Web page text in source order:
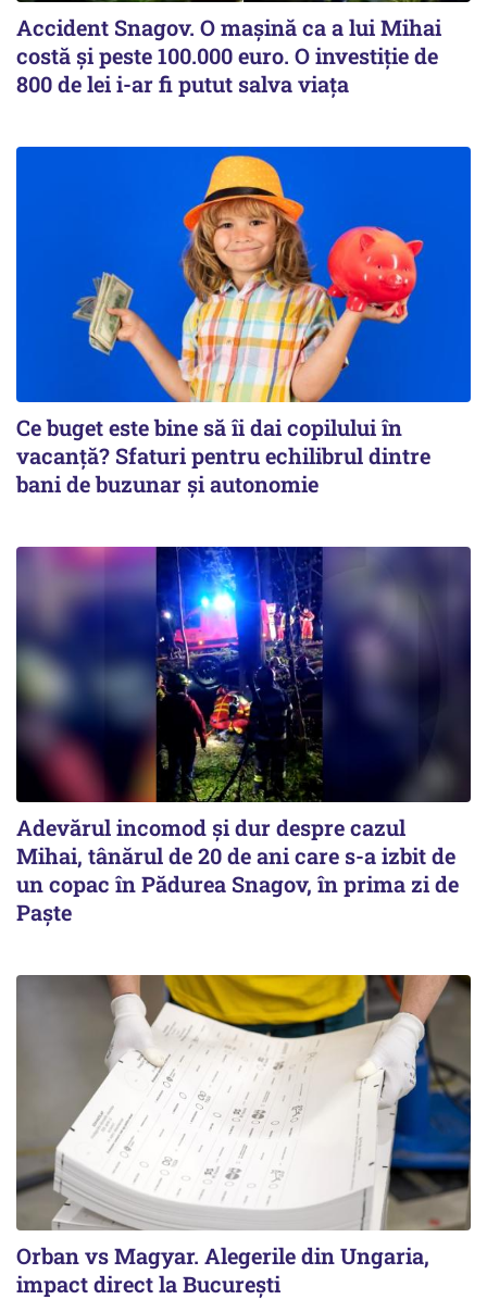
Accident Snagov. O mașină ca a lui Mihai
costă și peste 100.000 euro. O investiție de
800 de lei i-ar fi putut salva viața
Ce buget este bine să îi dai copilului în
vacanță? Sfaturi pentru echilibrul dintre
bani de buzunar și autonomie
Adevărul incomod și dur despre cazul
Mihai, tânărul de 20 de ani care s-a izbit de
un copac în Pădurea Snagov, în prima zi de
Paște
Orban vs Magyar. Alegerile din Ungaria,
impact direct la Bucureşti